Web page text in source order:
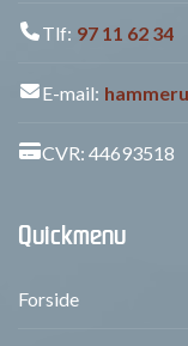
Tlf: 97 11 62 34
E-mail:
CVR: 44693518
Quickmenu
Forside